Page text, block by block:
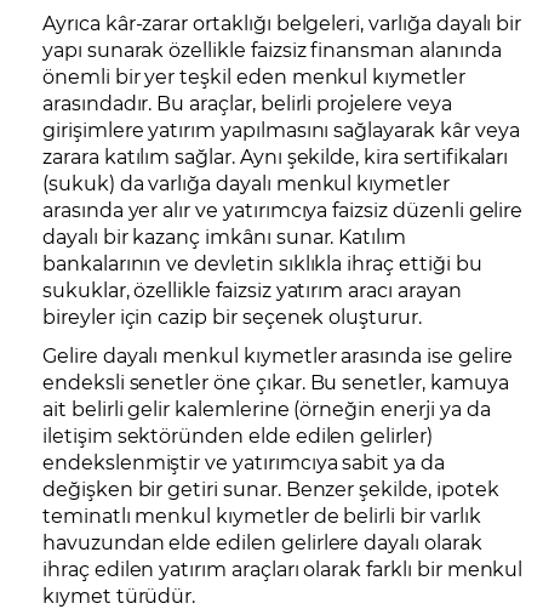
Ayrıca kâr-zarar ortaklığı belgeleri, varlığa dayalı bir
yapı sunarak özellikle faizsiz finansman alanında
önemli bir yer teşkil eden menkul kıymetler
arasındadır. Bu araçlar, belirli projelere veya
girişimlere yatırım yapılmasını sağlayarak kâr veya
zarara katılım sağlar. Aynı şekilde, kira sertifikaları
(sukuk) da varlığa dayalı menkul kıymetler
arasında yer alır ve yatırımcıya faizsiz düzenli gelire
dayalı bir kazanç imkânı sunar. Katılım
bankalarının ve devletin sıklıkla ihraç ettiği bu
sukuklar, özellikle faizsiz yatırım aracı arayan
bireyler için cazip bir seçenek oluşturur.
Gelire dayalı menkul kıymetler arasında ise gelire
endeksli senetler öne çıkar. Bu senetler, kamuya
ait belirli gelir kalemlerine (örneğin enerji ya da
iletişim sektöründen elde edilen gelirler)
endekslenmiştir ve yatırımcıya sabit ya da
değişken bir getiri sunar. Benzer şekilde, ipotek
teminatlı menkul kıymetler de belirli bir varlık
havuzundan elde edilen gelirlere dayalı olarak
ihraç edilen yatırım araçları olarak farklı bir menkul
kıymet türüdür.